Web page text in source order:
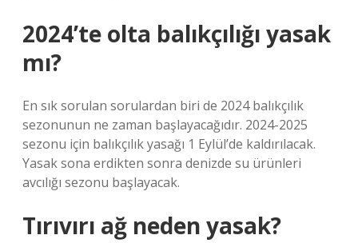
2024’te olta balıkçılığı yasak
mı?
En sık sorulan sorulardan biri de 2024 balıkçılık
sezonunun ne zaman başlayacağıdır. 2024-2025
sezonu için balıkçılık yasağı 1 Eylül’de kaldırılacak.
Yasak sona erdikten sonra denizde su ürünleri
avcılığı sezonu başlayacak.
Tırıvırı ağ neden yasak?